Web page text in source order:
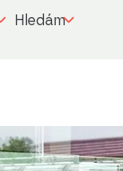
Hledám